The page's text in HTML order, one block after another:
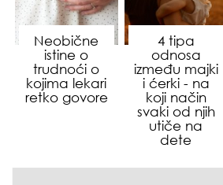
Neobične
istine o
trudnoći o
kojima lekari
retko govore
4 tipa
odnosa
između majki
i ćerki - na
koji način
svaki od njih
utiče na
dete